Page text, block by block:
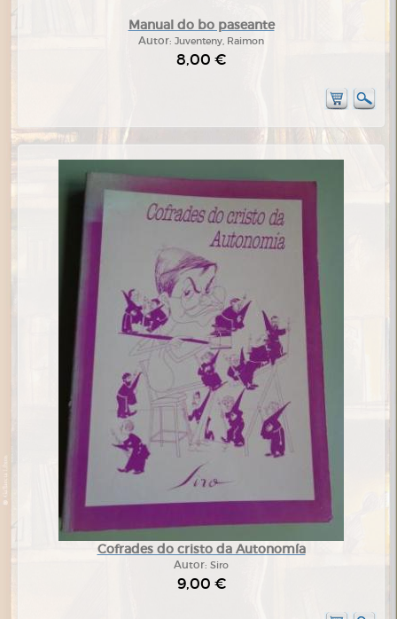
Manual do bo paseante
Autor: Juventeny, Raimon
8,00 €
Cofrades do cristo da Autonomía
Autor: Siro
9,00 €